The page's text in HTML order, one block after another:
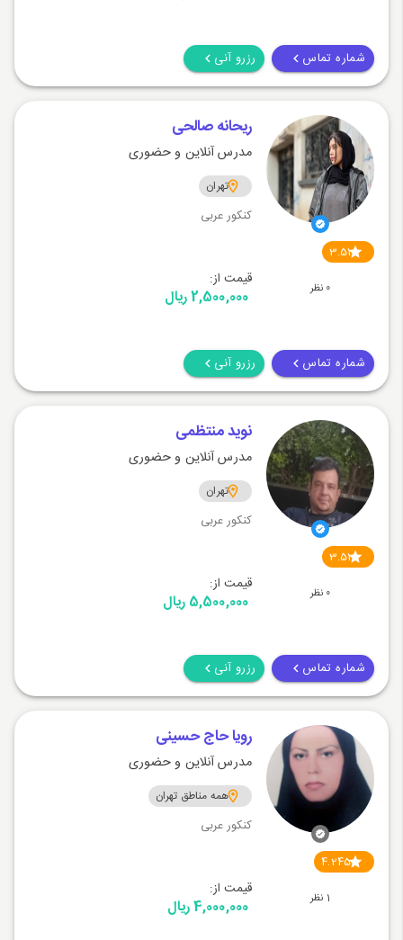
شماره تماس رزرو آنی
3.51
0 نظر
ریحانه صالحی
مدرس آنلاین و حضوری
تهران
کنکور عربی
قیمت از:
2,500,000 ریال
شماره تماس رزرو آنی
3.51
0 نظر
نوید منتظمی
مدرس آنلاین و حضوری
تهران
کنکور عربی
قیمت از:
5,500,000 ریال
شماره تماس رزرو آنی
4.245
1 نظر
رويا حاج حسينى
مدرس آنلاین و حضوری
همه مناطق تهران
کنکور عربی
قیمت از:
4,000,000 ریال